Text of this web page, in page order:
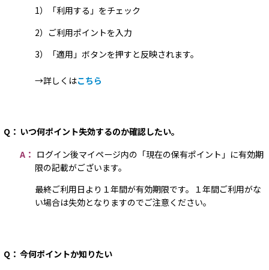
1）「利用する」をチェック
2）ご利用ポイントを入力
3）「適用」ボタンを押すと反映されます。
→詳しくはこちら
Q： いつ何ポイント失効するのか確認したい。
A： ログイン後マイページ内の「現在の保有ポイント」に有効期
限の記載がございます。
最終ご利用日より１年間が有効期限です。１年間ご利用がな
い場合は失効となりますのでご注意ください。
Q： 今何ポイントか知りたい